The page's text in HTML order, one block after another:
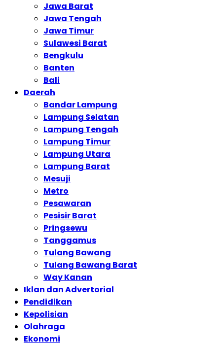
Jawa Barat
Jawa Tengah
Jawa Timur
Sulawesi Barat
Bengkulu
Banten
Bali
Daerah
Bandar Lampung
Lampung Selatan
Lampung Tengah
Lampung Timur
Lampung Utara
Lampung Barat
Mesuji
Metro
Pesawaran
Pesisir Barat
Pringsewu
Tanggamus
Tulang Bawang
Tulang Bawang Barat
Way Kanan
Iklan dan Advertorial
Pendidikan
Kepolisian
Olahraga
Ekonomi